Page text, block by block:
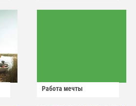
Работа мечты